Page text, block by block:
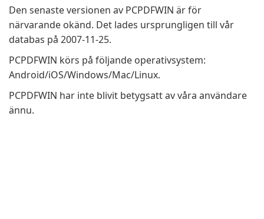
Den senaste versionen av PCPDFWIN är för
närvarande okänd. Det lades ursprungligen till vår
databas på 2007-11-25.
PCPDFWIN körs på följande operativsystem:
Android/iOS/Windows/Mac/Linux.
PCPDFWIN har inte blivit betygsatt av våra användare
ännu.